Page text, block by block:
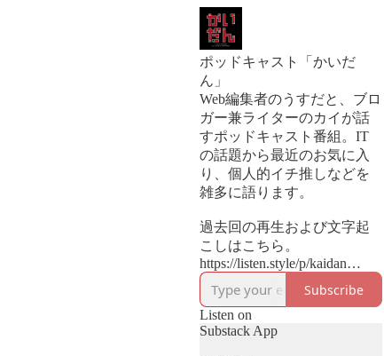
ポッドキャスト「かいだ
ん」
Web編集者のうすだと、ブロ
ガー兼ライターのカイが話
すポッドキャスト番組。IT
の話題から最近のお気に入
り、個人的イチ推しなどを
雑多に語ります。
過去回の再生および文字起
こしはこちら。
https://listen.style/p/kaidan
番組のTwitterはこちら
https://twitter.com/kaidancast
Subscribe
Listen on
Substack App